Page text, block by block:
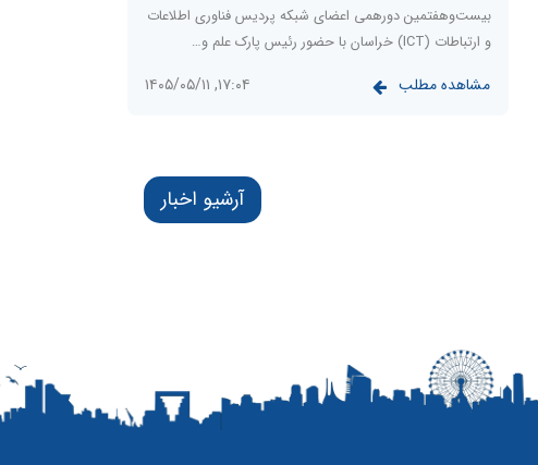
بیست‌وهفتمین دورهمی اعضای شبکه پردیس فناوری اطلاعات
و ارتباطات (ICT) خراسان با حضور رئیس پارک علم و…
مشاهده مطلب ۱۷:۰۴, ۱۴۰۵/۰۵/۱۱
آرشیو اخبار